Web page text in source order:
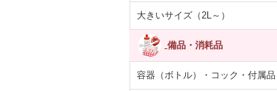
大きいサイズ（2L～）
備品・消耗品
容器（ボトル）・コック・付属品